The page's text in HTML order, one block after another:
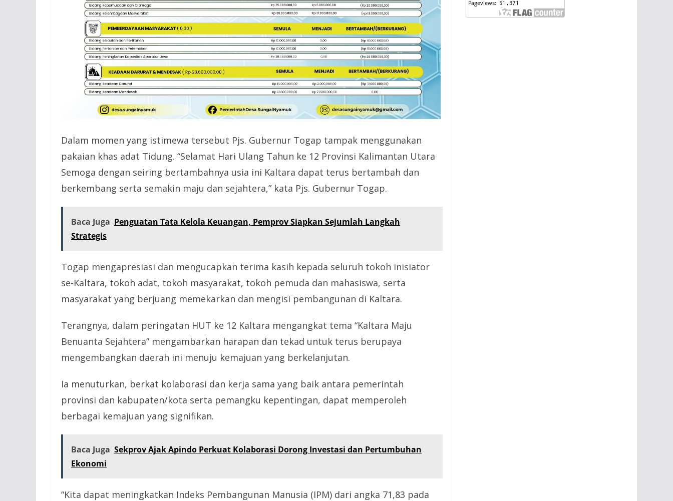
Dalam momen yang istimewa tersebut Pjs. Gubernur Togap tampak menggunakan
pakaian khas adat Tidung. “Selamat Hari Ulang Tahun ke 12 Provinsi Kalimantan Utara
Semoga dengan seiring bertambahnya usia ini Kaltara dapat terus bertambah dan
berkembang serta semakin maju dan sejahtera,” kata Pjs. Gubernur Togap.
Baca Juga Penguatan Tata Kelola Keuangan, Pemprov Siapkan Sejumlah Langkah
Strategis
Togap mengapresiasi dan mengucapkan terima kasih kepada seluruh tokoh inisiator
se-Kaltara, tokoh adat, tokoh masyarakat, tokoh pemuda dan mahasiswa, serta
masyarakat yang berjuang memekarkan dan mengisi pembangunan di Kaltara.
Terangnya, dalam peringatan HUT ke 12 Kaltara mengangkat tema “Kaltara Maju
Benuanta Sejahtera” mengambarkan harapan dan tekad untuk terus berupaya
mengembangkan daerah ini menuju kemajuan yang berkelanjutan.
Ia menuturkan, berkat kolaborasi dan kerja sama yang baik antara pemerintah
provinsi dan kabupaten/kota serta pemangku kepentingan, dapat memperoleh
berbagai kemajuan yang signifikan.
Baca Juga Sekprov Ajak Apindo Perkuat Kolaborasi Dorong Investasi dan Pertumbuhan
Ekonomi
“Kita dapat meningkatkan Indeks Pembangunan Manusia (IPM) dari angka 71,83 pada